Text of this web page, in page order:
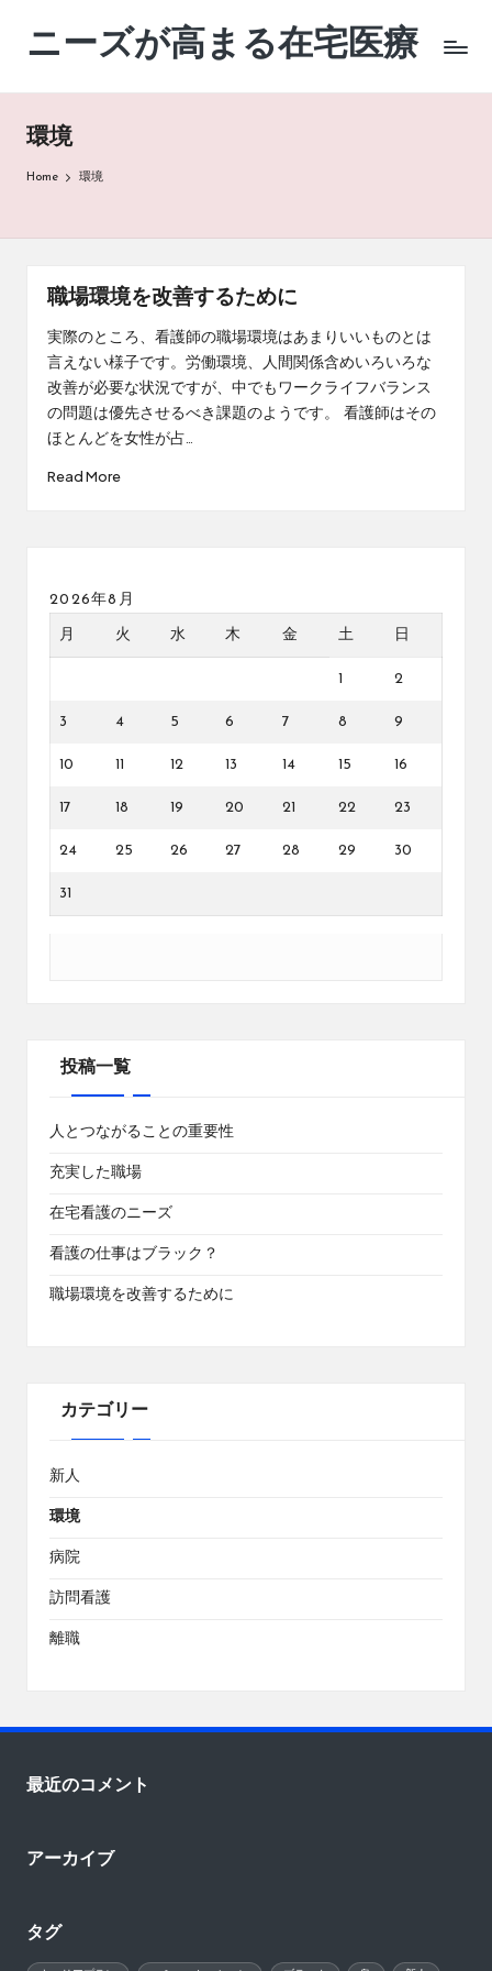
ニーズが高まる在宅医療
環境
Home 環境
職場環境を改善するために
実際のところ、看護師の職場環境はあまりいいものとは
言えない様子です。労働環境、人間関係含めいろいろな
改善が必要な状況ですが、中でもワークライフバランス
の問題は優先させるべき課題のようです。 看護師はその
ほとんどを女性が占…
Read More
2026年8月
月 火 水 木 金 土 日
1 2
3 4 5 6 7 8 9
10 11 12 13 14 15 16
17 18 19 20 21 22 23
24 25 26 27 28 29 30
31
投稿一覧
人とつながることの重要性
充実した職場
在宅看護のニーズ
看護の仕事はブラック？
職場環境を改善するために
カテゴリー
新人
環境
病院
訪問看護
離職
最近のコメント
アーカイブ
タグ